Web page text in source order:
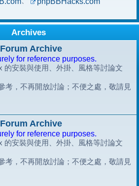
Archives
Archive
for reference purposes.
的安裝與使用、外掛、風格等討論文
考，不再開放討論；不便之處，敬請見
Archive
for reference purposes.
的安裝與使用、外掛、風格等討論文
考，不再開放討論；不便之處，敬請見